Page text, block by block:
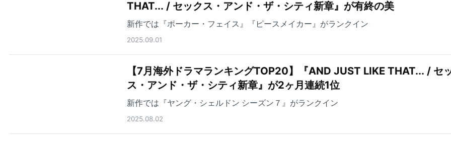
THAT... / セックス・アンド・ザ・シティ新章』が有終の美
新作では『ポーカー・フェイス』『ピースメイカー』がランクイン
2025.09.01
【7月海外ドラマランキングTOP20】『AND JUST LIKE THAT... / セ
ス・アンド・ザ・シティ新章』が2ヶ月連続1位
新作では『ヤング・シェルドン シーズン７』がランクイン
2025.08.02